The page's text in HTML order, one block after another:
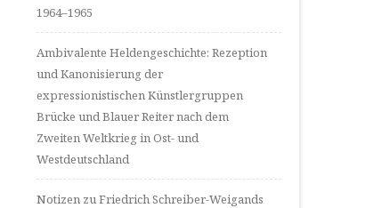
1964–1965
Ambivalente Heldengeschichte: Rezeption
und Kanonisierung der
expressionistischen Künstlergruppen
Brücke und Blauer Reiter nach dem
Zweiten Weltkrieg in Ost- und
Westdeutschland
Notizen zu Friedrich Schreiber-Weigands